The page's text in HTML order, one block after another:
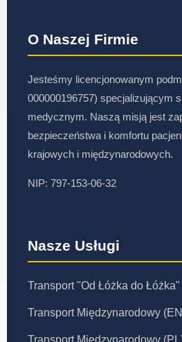
O Naszej Firmie
Jesteśmy licencjonowanym
000000196757) specjalizującym
medycznym. Naszą misją jest
bezpieczeństwa i komfortu
krajowych i międzynarodowych.
NIP: 797-153-06-32
Nasze Usługi
Transport "Od Łóżka do Łóżka"
Transport Międzynarodowy
Transport Międzynarodowy